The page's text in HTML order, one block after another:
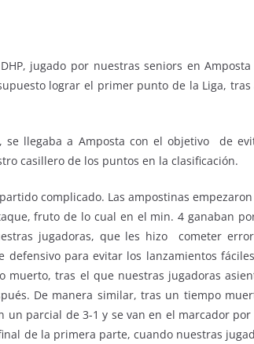
jugado por nuestras seniors en
lograr el primer punto de la Liga,
llegaba a Amposta con el objetivo de
casillero de los puntos en la clasificación.
complicado. Las ampostinas
fruto de lo cual en el min. 4 ganaban
jugadoras, que les hizo cometer
defensivo para evitar los lanzamientos
tras el que nuestras jugadoras
De manera similar, tras un tiempo
un parcial de 3-1 y se van en el marcador por
de la primera parte, cuando nuestras